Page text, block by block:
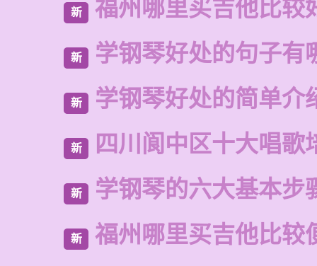
新 福州哪里买吉他比较
新 学钢琴好处的句子有
新 学钢琴好处的简单介
新 四川阆中区十大唱歌
新 学钢琴的六大基本步
新 福州哪里买吉他比较